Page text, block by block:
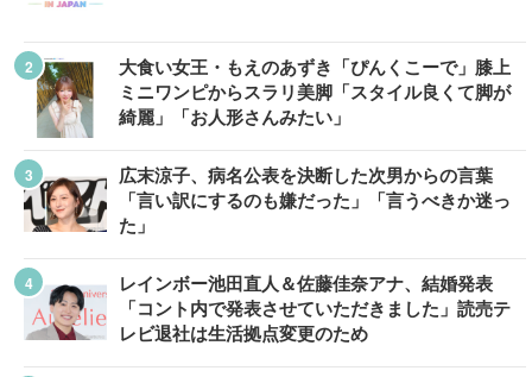
大食い女王・もえのあずき「ぴんくこーで」膝上
ミニワンピからスラリ美脚「スタイル良くて脚が
綺麗」「お人形さんみたい」
広末涼子、病名公表を決断した次男からの言葉
「言い訳にするのも嫌だった」「言うべきか迷っ
た」
レインボー池田直人＆佐藤佳奈アナ、結婚発表
「コント内で発表させていただきました」読売テ
レビ退社は生活拠点変更のため